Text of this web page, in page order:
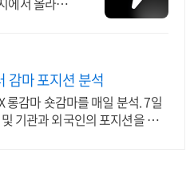
감마 포지션 분석
롱감마 숏감마를 매일 분석. 7일
기관과 외국인의 포지션을 매